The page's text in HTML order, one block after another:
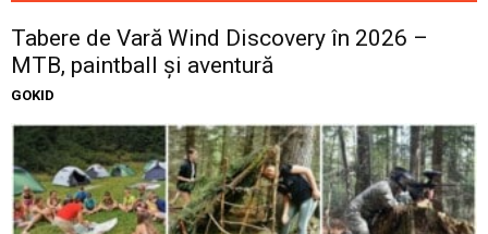
Tabere de Vară Wind Discovery în 2026 –
MTB, paintball și aventură
GOKID